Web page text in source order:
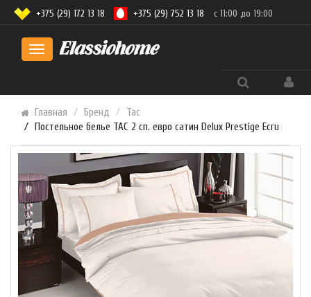
Toggle
+375 (29) 172 13 18 +375 (29) 752 13 18 с 11:00 до 19:00
Главная Бренд
Tac
Постельное белье TAC 2 сп. евро сатин Delux Prestige Ecru